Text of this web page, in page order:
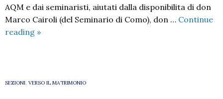
AQM e dai seminaristi, aiutati dalla disponibilita di don
Marco Cairoli (del Seminario di Como), don … Continue
reading AQM
»
SEZIONI, VERSO IL MATRIMONIO